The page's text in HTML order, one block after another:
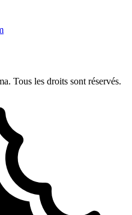
Tous les droits sont réservés.